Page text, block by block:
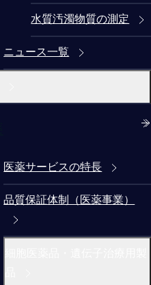
水質汚濁物質の測定
ニュース一覧
医薬サービスの特長
品質保証体制（医薬事業）